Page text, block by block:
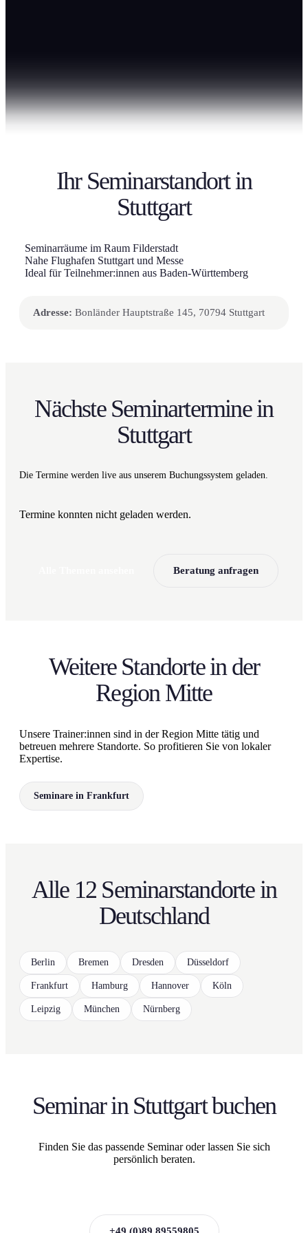
Ihr Seminarstandort in
Stuttgart
Seminarräume im Raum Filderstadt
Nahe Flughafen Stuttgart und Messe
Ideal für Teilnehmer:innen aus Baden-Württemberg
Adresse: Bonländer Hauptstraße 145, 70794 Stuttgart
Nächste Seminartermine in
Stuttgart
Die Termine werden live aus unserem Buchungs­system geladen.
Termine konnten nicht geladen werden.
Beratung anfragen
Weitere Standorte in der
Region Mitte
Unsere Trainer:innen sind in der Region Mitte tätig und
betreuen mehrere Standorte. So profitieren Sie von lokaler
Expertise.
Seminare in Frankfurt
Alle 12 Seminarstandorte in
Deutschland
Berlin Bremen Dresden Düsseldorf
Frankfurt Hamburg Hannover Köln
Leipzig München Nürnberg
Seminar in Stuttgart buchen
Finden Sie das passende Seminar oder lassen Sie sich
persönlich beraten.